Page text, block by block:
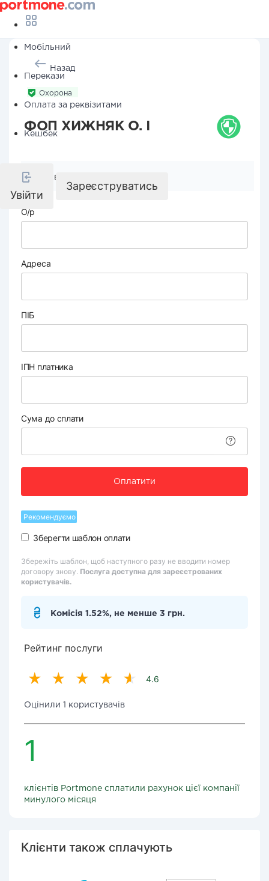
Мобільний
Перекази
Оплата за реквізитами
Кешбек
Увійти
Зареєструватись
Назад
Охорона
ФОП ХИЖНЯК О. І
Реквізити компанії
О/р
Адреса
ПІБ
ІПН платника
Сума до сплати
Оплатити
Рекомендуємо
Зберегти шаблон оплати
Збережіть шаблон, щоб наступного разу не вводити номер
договору знову. Послуга доступна для зареєстрованих
користувачів.
Комісія 1.52%, не менше 3 грн.
Рейтинг послуги
4.6
Оцінили 1 користувачів
1
клієнтів Portmone сплатили рахунок цієї компанії
минулого місяця
Клієнти також сплачують